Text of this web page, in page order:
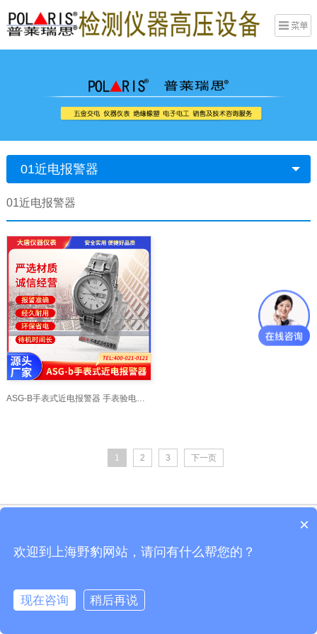
01近电报警器
01近电报警器
ASG-B手表式近电报警器 手表验电器_上海交通大学
1 2 3 下一页
Copyright © 上海电兴科技有限公司绝缘电阻测试仪、接地电阻测试仪、直流电阻
沪ICP备10206185-49号
×
欢迎到上海野豹网站，请问有什么帮您的？
现在咨询
稍后再说
在线咨询